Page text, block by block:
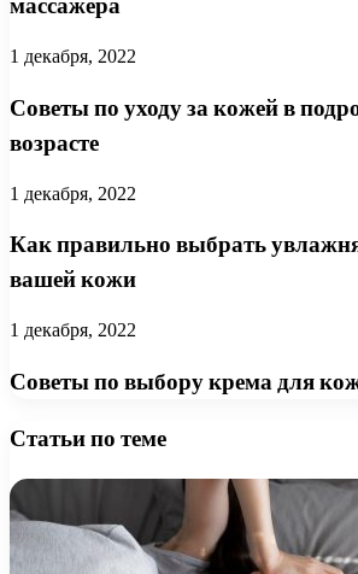
1 декабря, 2022
Советы по уходу за кожей в
возрасте
1 декабря, 2022
Как правильно выбрать
вашей кожи
1 декабря, 2022
Советы по выбору крема для
Статьи по теме